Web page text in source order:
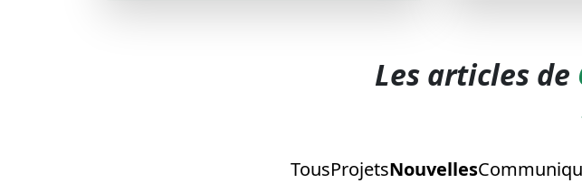
Les articles de
TousProjetsNouvelles